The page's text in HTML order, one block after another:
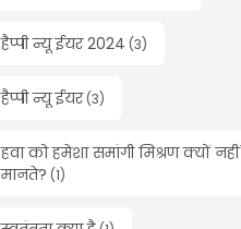
हैप्पी न्यू ईयर 2024 (3)
हैप्पी न्यू ईयर(3)
हवा को हमेशा समांगी मिश्रण क्यों नहीं
मानते? (1)